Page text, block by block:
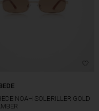
NOAH SOLBRILLER GOLD